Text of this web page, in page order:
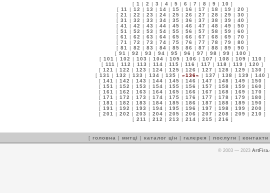
[ 1 | 2 | 3 | 4 | 5 | 6 | 7 | 8 | 9 | 10 ]
[ 11 | 12 | 13 | 14 | 15 | 16 | 17 | 18 | 19 | 20 ]
[ 21 | 22 | 23 | 24 | 25 | 26 | 27 | 28 | 29 | 30 ]
[ 31 | 32 | 33 | 34 | 35 | 36 | 37 | 38 | 39 | 40 ]
[ 41 | 42 | 43 | 44 | 45 | 46 | 47 | 48 | 49 | 50 ]
[ 51 | 52 | 53 | 54 | 55 | 56 | 57 | 58 | 59 | 60 ]
[ 61 | 62 | 63 | 64 | 65 | 66 | 67 | 68 | 69 | 70 ]
[ 71 | 72 | 73 | 74 | 75 | 76 | 77 | 78 | 79 | 80 ]
[ 81 | 82 | 83 | 84 | 85 | 86 | 87 | 88 | 89 | 90 ]
[ 91 | 92 | 93 | 94 | 95 | 96 | 97 | 98 | 99 | 100 ]
[ 101 | 102 | 103 | 104 | 105 | 106 | 107 | 108 | 109 | 110 ]
[ 111 | 112 | 113 | 114 | 115 | 116 | 117 | 118 | 119 | 120 ]
[ 121 | 122 | 123 | 124 | 125 | 126 | 127 | 128 | 129 | 130 ]
[ 131 | 132 | 133 | 134 | 135 | »136« | 137 | 138 | 139 | 140 ]
[ 141 | 142 | 143 | 144 | 145 | 146 | 147 | 148 | 149 | 150 ]
[ 151 | 152 | 153 | 154 | 155 | 156 | 157 | 158 | 159 | 160 ]
[ 161 | 162 | 163 | 164 | 165 | 166 | 167 | 168 | 169 | 170 ]
[ 171 | 172 | 173 | 174 | 175 | 176 | 177 | 178 | 179 | 180 ]
[ 181 | 182 | 183 | 184 | 185 | 186 | 187 | 188 | 189 | 190 ]
[ 191 | 192 | 193 | 194 | 195 | 196 | 197 | 198 | 199 | 200 ]
[ 201 | 202 | 203 | 204 | 205 | 206 | 207 | 208 | 209 | 210 ]
[ 211 | 212 | 213 | 214 | 215 | 216 ]
[ головна | митці | каталог цін | галерея | послуги | контакти
© 2003 — 2023